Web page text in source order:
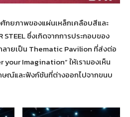
กยภาพของแผ่นเหล็กเคลือบสีและ
ซึ่งเกิดจากการประกอบของ
ลายเป็น Thematic Pavilion ที่ส่งต่อ
your Imagination” ให้เรามองเห็น
ษณ์และฟังก์ชันที่ต่างออกไปจากขนบ